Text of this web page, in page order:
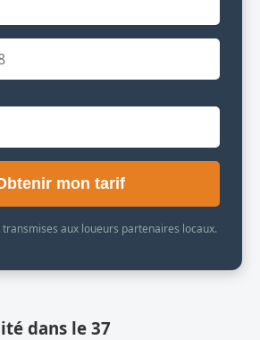
mon tarif
transmises aux loueurs partenaires locaux.
dans le 37